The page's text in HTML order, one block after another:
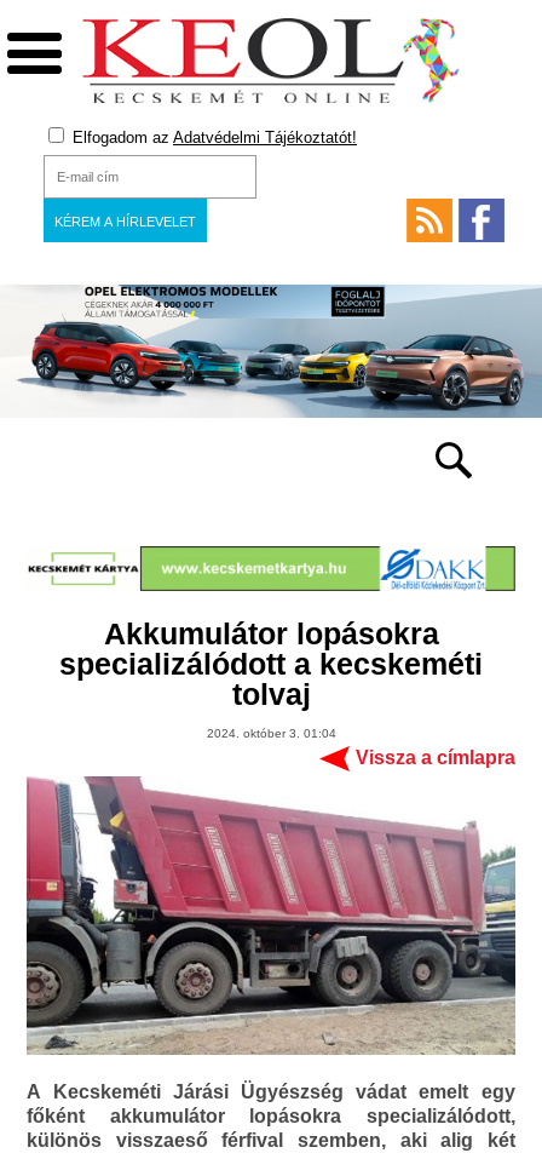
Elfogadom az Adatvédelmi Tájékoztatót!
Akkumulátor lopásokra
specializálódott a kecskeméti
tolvaj
2024. október 3. 01:04
Vissza a címlapra
A Kecskeméti Járási Ügyészség vádat emelt egy
főként akkumulátor lopásokra specializálódott,
különös visszaeső férfival szemben, aki alig két